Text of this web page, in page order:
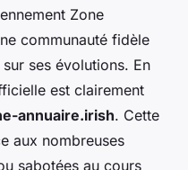
Zone
communauté fidèle
ses évolutions. En
est clairement
annuaire.irish. Cette
aux nombreuses
sabotées au cours